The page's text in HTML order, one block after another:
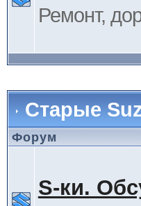
Ремонт,
Старые
Форум
S-ки.